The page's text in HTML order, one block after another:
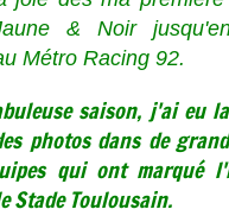
& Noir
Métro Racing 92.
saison, j'ai eu
photos dans de
qui ont marqué
Stade Toulousain.